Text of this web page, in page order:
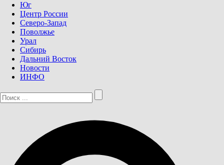
Юг
Центр России
Северо-Запад
Поволжье
Урал
Сибирь
Дальний Восток
Новости
ИНФО